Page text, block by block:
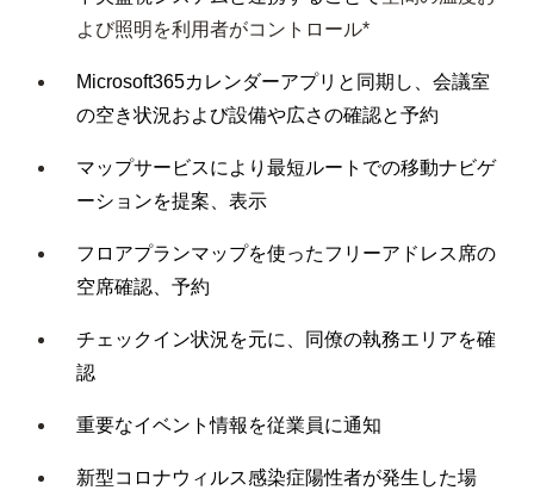
よび照明を利用者がコントロール*
Microsoft365カレンダーアプリと同期し、会議室
の空き状況および設備や広さの確認と予約
マップサービスにより最短ルートでの移動ナビゲ
ーションを提案、表示
フロアプランマップを使ったフリーアドレス席の
空席確認、予約
チェックイン状況を元に、同僚の執務エリアを確
認
重要なイベント情報を従業員に通知
新型コロナウィルス感染症陽性者が発生した場